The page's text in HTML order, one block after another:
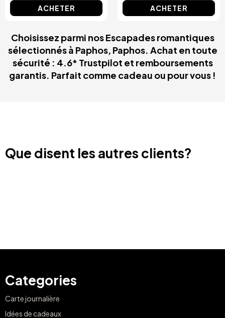
ACHETER ACHETER
Choisissez parmi nos Escapades romantiques
sélectionnés à Paphos, Paphos. Achat en toute
sécurité : 4.6* Trustpilot et remboursements
garantis. Parfait comme cadeau ou pour vous !
Que disent les autres clients?
Categories
Carte journalière
Idées de cadeaux